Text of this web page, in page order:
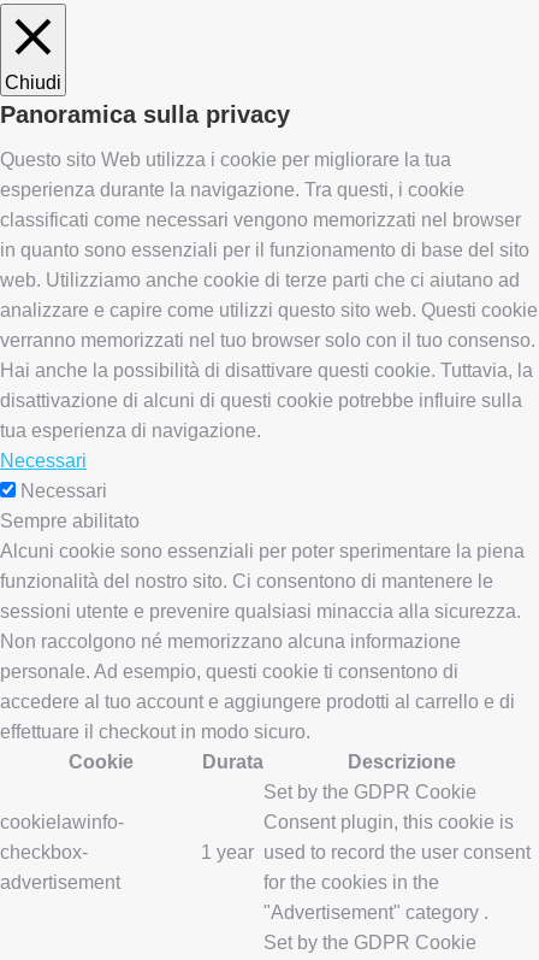
Chiudi
Panoramica sulla privacy
Questo sito Web utilizza i cookie per migliorare la tua
esperienza durante la navigazione. Tra questi, i cookie
classificati come necessari vengono memorizzati nel browser
in quanto sono essenziali per il funzionamento di base del sito
web. Utilizziamo anche cookie di terze parti che ci aiutano ad
analizzare e capire come utilizzi questo sito web. Questi cookie
verranno memorizzati nel tuo browser solo con il tuo consenso.
Hai anche la possibilità di disattivare questi cookie. Tuttavia, la
disattivazione di alcuni di questi cookie potrebbe influire sulla
tua esperienza di navigazione.
Necessari
Necessari
Sempre abilitato
Alcuni cookie sono essenziali per poter sperimentare la piena
funzionalità del nostro sito. Ci consentono di mantenere le
sessioni utente e prevenire qualsiasi minaccia alla sicurezza.
Non raccolgono né memorizzano alcuna informazione
personale. Ad esempio, questi cookie ti consentono di
accedere al tuo account e aggiungere prodotti al carrello e di
effettuare il checkout in modo sicuro.
Cookie
Durata Descrizione
cookielawinfo-
checkbox-
advertisement
1 year
Set by the GDPR Cookie
Consent plugin, this cookie is
used to record the user consent
for the cookies in the
"Advertisement" category .
Set by the GDPR Cookie